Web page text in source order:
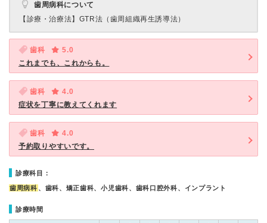
歯周病科について
【診療・治療法】 GTR法（歯周組織再生誘導法）
歯科
5.0
これまでも、これからも。
歯科
4.0
症状を丁寧に教えてくれます
歯科
4.0
予約取りやすいです。
診療科目：
歯周病科 、歯科、矯正歯科、小児歯科、歯科口腔外科、インプラント
診療時間